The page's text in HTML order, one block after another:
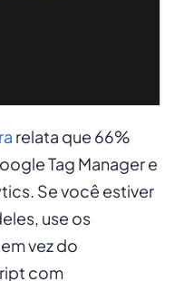
relata que 66%
Tag Manager e
Se você estiver
use os
vez do
com